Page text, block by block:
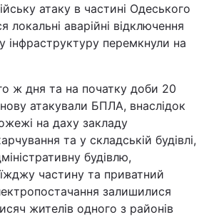
атаку в частині Одеського
локальні аварійні відключення
інфраструктуру перемкнули на
ж дня та на початку доби 20
атакували БПЛА, внаслідок
на даху закладу
та у складській будівлі,
будівлю,
частину та приватний
залишилися
жителів одного з районів